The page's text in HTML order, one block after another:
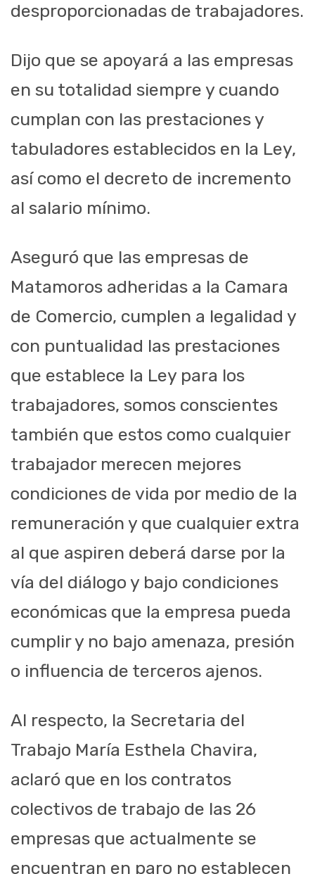
desproporcionadas de trabajadores.
Dijo que se apoyará a las empresas
en su totalidad siempre y cuando
cumplan con las prestaciones y
tabuladores establecidos en la Ley,
así como el decreto de incremento
al salario mínimo.
Aseguró que las empresas de
Matamoros adheridas a la Camara
de Comercio, cumplen a legalidad y
con puntualidad las prestaciones
que establece la Ley para los
trabajadores, somos conscientes
también que estos como cualquier
trabajador merecen mejores
condiciones de vida por medio de la
remuneración y que cualquier extra
al que aspiren deberá darse por la
vía del diálogo y bajo condiciones
económicas que la empresa pueda
cumplir y no bajo amenaza, presión
o influencia de terceros ajenos.
Al respecto, la Secretaria del
Trabajo María Esthela Chavira,
aclaró que en los contratos
colectivos de trabajo de las 26
empresas que actualmente se
encuentran en paro no establecen